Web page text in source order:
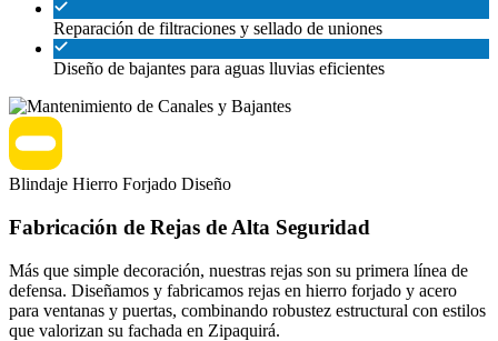
Reparación de filtraciones y sellado de uniones
Diseño de bajantes para aguas lluvias eficientes
Blindaje Hierro Forjado Diseño
Fabricación de Rejas de Alta Seguridad
Más que simple decoración, nuestras rejas son su primera línea de
defensa. Diseñamos y fabricamos rejas en hierro forjado y acero
para ventanas y puertas, combinando robustez estructural con estilos
que valorizan su fachada en Zipaquirá.